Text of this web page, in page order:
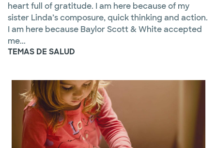
heart full of gratitude. I am here because of my
sister Linda’s composure, quick thinking and action.
I am here because Baylor Scott & White accepted
me...
TEMAS DE SALUD